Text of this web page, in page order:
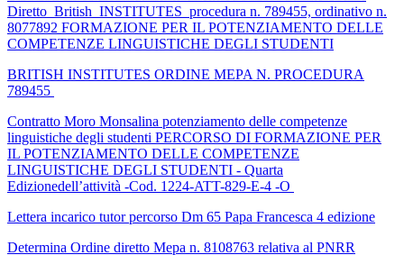
Diretto British INSTITUTES procedura n. 789455, ordinativo n.
8077892 FORMAZIONE PER IL POTENZIAMENTO DELLE
COMPETENZE LINGUISTICHE DEGLI STUDENTI
BRITISH INSTITUTES ORDINE MEPA N. PROCEDURA
789455
Contratto Moro Monsalina potenziamento delle competenze
linguistiche degli studenti PERCORSO DI FORMAZIONE PER
IL POTENZIAMENTO DELLE COMPETENZE
LINGUISTICHE DEGLI STUDENTI - Quarta
Edizionedell’attività -Cod. 1224-ATT-829-E-4 -O
Lettera incarico tutor percorso Dm 65 Papa Francesca 4 edizione
Determina Ordine diretto Mepa n. 8108763 relativa al PNRR